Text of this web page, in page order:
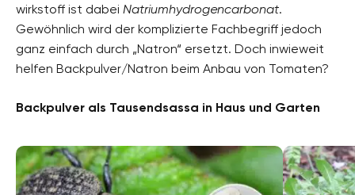
wirkstoff ist dabei Natriumhydrogencarbonat.
Gewöhnlich wird der komplizierte Fachbegriff jedoch
ganz einfach durch „Natron“ ersetzt. Doch inwieweit
helfen Backpulver/Natron beim Anbau von Tomaten?
Backpulver als Tausendsassa in Haus und Garten